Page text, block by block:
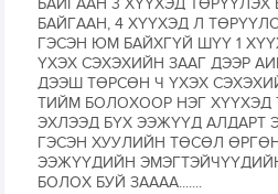
БАЙГААН 3 ХҮҮХЭД
БАЙГААН, 4 ХҮҮХЭД Л
ГЭСЭН ЮМ БАЙХГҮЙ ШҮҮ 1
ҮХЭХ СЭХЭХИЙН ЗААГ ДЭЭР
ДЭЭШ ТӨРСӨН Ч ҮХЭХ
ТИЙМ БОЛОХООР НЭГ ХҮҮХЭД
ЭХЛЭЭД БҮХ ЭЭЖҮҮД АЛДАРТ
ГЭСЭН ХУУЛИЙН ТӨСӨЛ
ЭЭЖҮҮДИЙН
БОЛОХ БУЙ ЗАААА.......